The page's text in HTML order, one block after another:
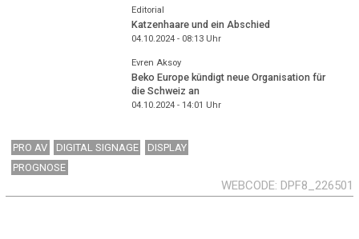
Editorial
Katzenhaare und ein Abschied
04.10.2024 - 08:13Uhr
Evren Aksoy
Beko Europe kündigt neue Organisation für
die Schweiz an
04.10.2024 - 14:01 Uhr
PRO AV DIGITAL SIGNAGE
DISPLAY
PROGNOSE
WEBCODE DPF8_226501